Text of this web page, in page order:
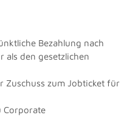
Bezahlung nach
als den gesetzlichen
Zuschuss zum Jobticket für
Corporate